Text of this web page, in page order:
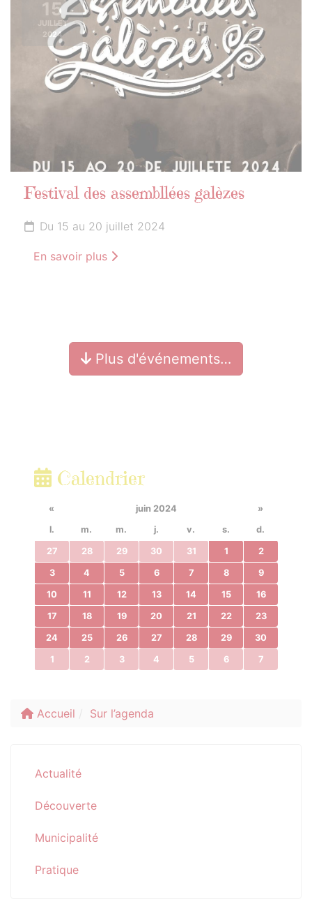
15
JUILLET
2024
Festival des assembllées galèzes
Du 15 au 20 juillet 2024
En savoir plus
Plus d'événements…
Calendrier
« juin 2024
»
l.
m. m. j. v. s. d.
27 28 29 30 31 1 2
3 4 5 6 7 8 9
10 11 12 13 14 15 16
17 18 19 20 21 22 23
24 25 26 27 28 29 30
1 2 3 4 5 6 7
Accueil Sur l’agenda
Actualité
Découverte
Municipalité
Pratique